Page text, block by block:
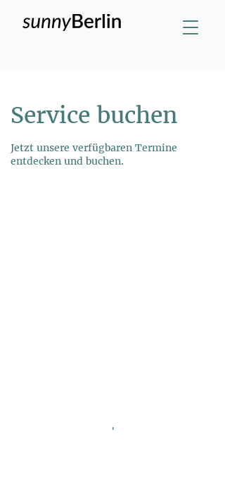
Service buchen
Jetzt unsere verfügbaren Termine
entdecken und buchen.